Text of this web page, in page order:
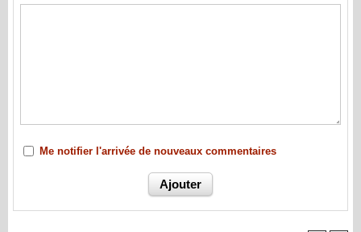
Me notifier l'arrivée de nouveaux commentaires